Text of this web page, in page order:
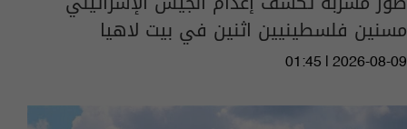
مسنين فلسطينيين اثنين في بيت لاهيا
01:45 | 2026-08-09